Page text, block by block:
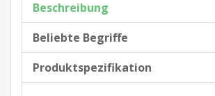
Beschreibung
Beliebte Begriffe
Produktspezifikation